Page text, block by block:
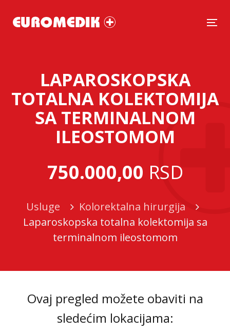
LAPAROSKOPSKA
TOTALNA KOLEKTOMIJA
SA TERMINALNOM
ILEOSTOMOM
750.000,00 RSD
Usluge
Kolorektalna hirurgija
Laparoskopska totalna kolektomija sa
terminalnom ileostomom
Ovaj pregled možete obaviti na
sledećim lokacijama: